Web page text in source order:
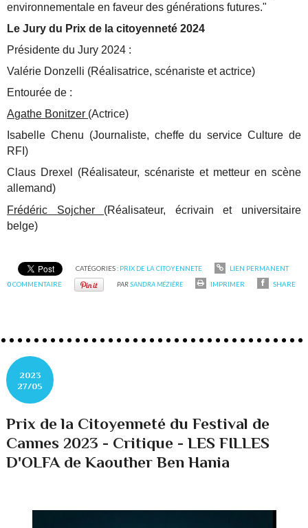
environnementale en faveur des générations futures."
Le Jury du Prix de la citoyenneté 2024
Présidente du Jury 2024 :
Valérie Donzelli (Réalisatrice, scénariste et actrice)
Entourée de :
Agathe Bonitzer (Actrice)
Isabelle Chenu (Journaliste, cheffe du service Culture de
RFI)
Claus Drexel (Réalisateur, scénariste et metteur en scène
allemand)
Frédéric Sojcher (Réalisateur, écrivain et universitaire
belge)
CATÉGORIES : PRIX DE LA CITOYENNETE
LIEN PERMANENT
0COMMENTAIRE PARSANDRA MÉZIÈRE IMPRIMER SHARE
2023
27/05
Prix de la Citoyenneté du Festival de
Cannes 2023 - Critique - LES FILLES
D'OLFA de Kaouther Ben Hania